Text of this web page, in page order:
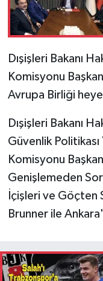
Dışişleri Bakanı
Komisyonu
Avrupa Birliği
Dışişleri Bakanı
Güvenlik
Komisyonu Başkan
Genişlemeden
İçişleri ve Göçten
Brunner ile